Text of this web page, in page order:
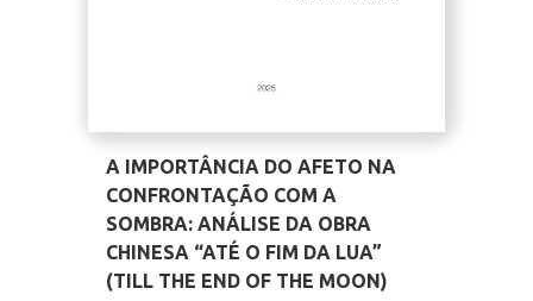
A IMPORTÂNCIA DO AFETO NA
CONFRONTAÇÃO COM A
SOMBRA: ANÁLISE DA OBRA
CHINESA “ATÉ O FIM DA LUA”
(TILL THE END OF THE MOON)